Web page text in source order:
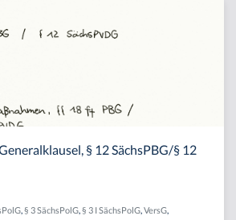
§ 12 SächsPBG/§ 12
§ 3 SächsPolG § 3 I SächsPolG VersG